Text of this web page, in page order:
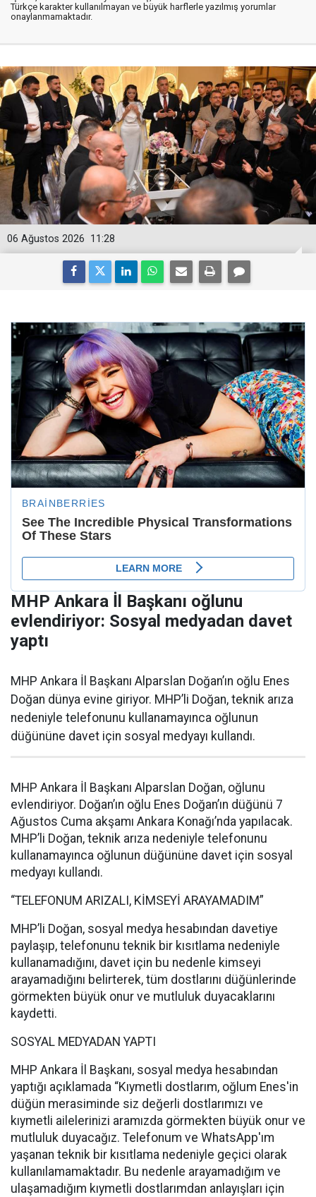
Türkçe karakter kullanılmayan ve büyük harflerle yazılmış yorumlar
onaylanmamaktadır.
11:28
06 Ağustos 2026
MHP Ankara İl Başkanı oğlunu
evlendiriyor: Sosyal medyadan davet
yaptı
MHP Ankara İl Başkanı Alparslan Doğan’ın oğlu Enes
Doğan dünya evine giriyor. MHP’li Doğan, teknik arıza
nedeniyle telefonunu kullanamayınca oğlunun
düğününe davet için sosyal medyayı kullandı.
MHP Ankara İl Başkanı Alparslan Doğan, oğlunu
evlendiriyor. Doğan’ın oğlu Enes Doğan’ın düğünü 7
Ağustos Cuma akşamı Ankara Konağı’nda yapılacak.
MHP’li Doğan, teknik arıza nedeniyle telefonunu
kullanamayınca oğlunun düğününe davet için sosyal
medyayı kullandı.
“TELEFONUM ARIZALI, KİMSEYİ ARAYAMADIM”
MHP’li Doğan, sosyal medya hesabından davetiye
paylaşıp, telefonunu teknik bir kısıtlama nedeniyle
kullanamadığını, davet için bu nedenle kimseyi
arayamadığını belirterek, tüm dostlarını düğünlerinde
görmekten büyük onur ve mutluluk duyacaklarını
kaydetti.
SOSYAL MEDYADAN YAPTI
MHP Ankara İl Başkanı, sosyal medya hesabından
yaptığı açıklamada “Kıymetli dostlarım, oğlum Enes'in
düğün merasiminde siz değerli dostlarımızı ve
kıymetli ailelerinizi aramızda görmekten büyük onur ve
mutluluk duyacağız. Telefonum ve WhatsApp'ım
yaşanan teknik bir kısıtlama nedeniyle geçici olarak
kullanılamamaktadır. Bu nedenle arayamadığım ve
ulaşamadığım kıymetli dostlarımdan anlayışları için